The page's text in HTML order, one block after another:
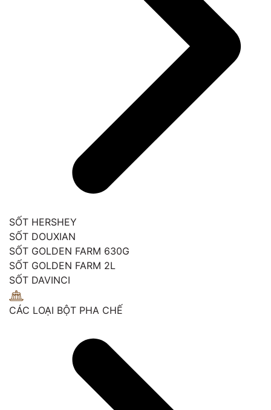
SỐT HERSHEY
SỐT DOUXIAN
SỐT GOLDEN FARM 630G
SỐT GOLDEN FARM 2L
SỐT DAVINCI
CÁC LOẠI BỘT PHA CHẾ